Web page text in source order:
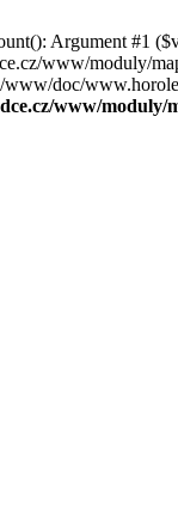
Argument #1
www/moduly/
www/doc/
www/moduly/